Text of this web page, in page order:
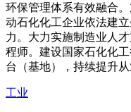
环保管理体系有效融合
动石化化工企业依法建
力。大力实施制造业人
程师。建设国家石化化
台（基地），持续提升从
工业